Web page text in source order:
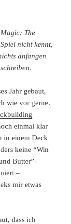
The
nicht kennt,
anfangen
Jahr gebaut,
wie vor gerne.
einmal klar
in einem Deck
keine “Win
Butter”-
–
mir etwas
dass ich